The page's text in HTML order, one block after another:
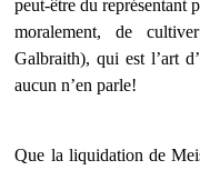
peut-être du représentant
moralement, de
Galbraith), qui est l’art
aucun n’en parle!
Que la liquidation de